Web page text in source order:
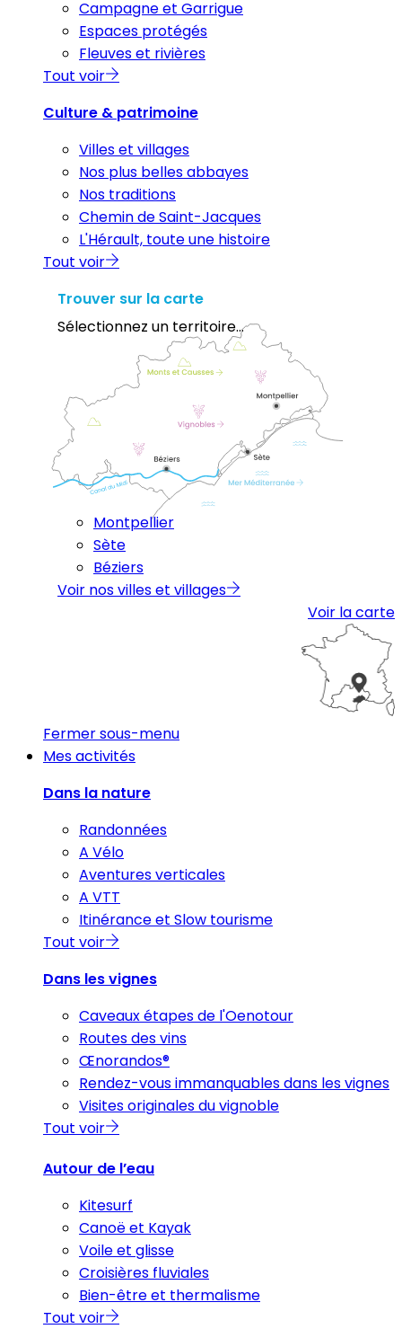
Campagne et Garrigue
Espaces protégés
Fleuves et rivières
Tout voir
Culture & patrimoine
Villes et villages
Nos plus belles abbayes
Nos traditions
Chemin de Saint-Jacques
L'Hérault, toute une histoire
Tout voir
Trouver sur la carte
Sélectionnez un territoire...
Montpellier
Sète
Béziers
Voir nos villes et villages
Voir la carte
Fermer sous-menu
Mes activités
Dans la nature
Randonnées
A Vélo
Aventures verticales
A VTT
Itinérance et Slow tourisme
Tout voir
Dans les vignes
Caveaux étapes de l'Oenotour
Routes des vins
Œnorandos®
Rendez-vous immanquables dans les vignes
Visites originales du vignoble
Tout voir
Autour de l’eau
Kitesurf
Canoë et Kayak
Voile et glisse
Croisières fluviales
Bien-être et thermalisme
Tout voir